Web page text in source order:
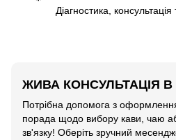
Діагностика,
ЖИВА КОНСУЛЬТАЦІЯ В
Потрібна допомога з
порада щодо вибору кави, чаю
зв'язку! Оберіть зручний